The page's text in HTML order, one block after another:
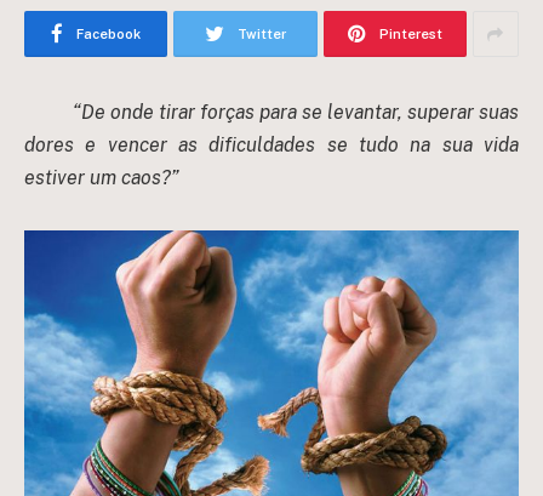
Facebook Twitter Pinterest
“De onde tirar forças para se levantar, superar suas
dores e vencer as dificuldades se tudo na sua vida
estiver um caos?”